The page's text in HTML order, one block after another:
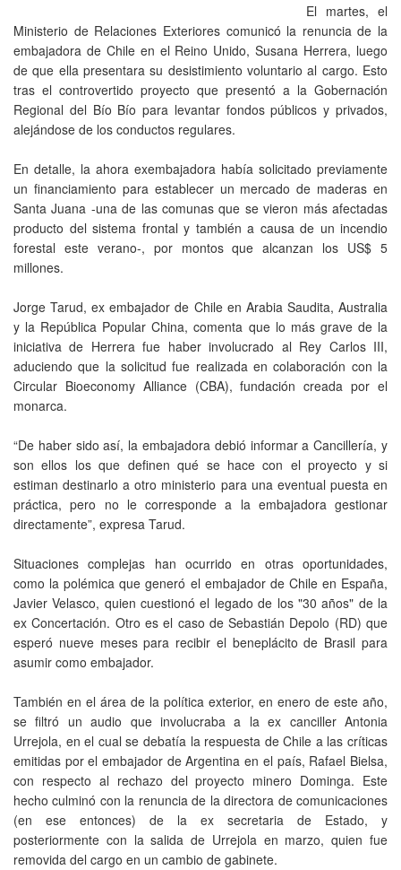
El martes, el
Ministerio de Relaciones Exteriores comunicó la renuncia de la
embajadora de Chile en el Reino Unido, Susana Herrera, luego
de que ella presentara su desistimiento voluntario al cargo. Esto
tras el controvertido proyecto que presentó a la Gobernación
Regional del Bío Bío para levantar fondos públicos y privados,
alejándose de los conductos regulares.
En detalle, la ahora exembajadora había solicitado previamente
un financiamiento para establecer un mercado de maderas en
Santa Juana -una de las comunas que se vieron más afectadas
producto del sistema frontal y también a causa de un incendio
forestal este verano-, por montos que alcanzan los US$ 5
millones.
Jorge Tarud, ex embajador de Chile en Arabia Saudita, Australia
y la República Popular China, comenta que lo más grave de la
iniciativa de Herrera fue haber involucrado al Rey Carlos III,
aduciendo que la solicitud fue realizada en colaboración con la
Circular Bioeconomy Alliance (CBA), fundación creada por el
monarca.
“De haber sido así, la embajadora debió informar a Cancillería, y
son ellos los que definen qué se hace con el proyecto y si
estiman destinarlo a otro ministerio para una eventual puesta en
práctica, pero no le corresponde a la embajadora gestionar
directamente”, expresa Tarud.
Situaciones complejas han ocurrido en otras oportunidades,
como la polémica que generó el embajador de Chile en España,
Javier Velasco, quien cuestionó el legado de los "30 años" de la
ex Concertación. Otro es el caso de Sebastián Depolo (RD) que
esperó nueve meses para recibir el beneplácito de Brasil para
asumir como embajador.
También en el área de la política exterior, en enero de este año,
se filtró un audio que involucraba a la ex canciller Antonia
Urrejola, en el cual se debatía la respuesta de Chile a las críticas
emitidas por el embajador de Argentina en el país, Rafael Bielsa,
con respecto al rechazo del proyecto minero Dominga. Este
hecho culminó con la renuncia de la directora de comunicaciones
(en ese entonces) de la ex secretaria de Estado, y
posteriormente con la salida de Urrejola en marzo, quien fue
removida del cargo en un cambio de gabinete.